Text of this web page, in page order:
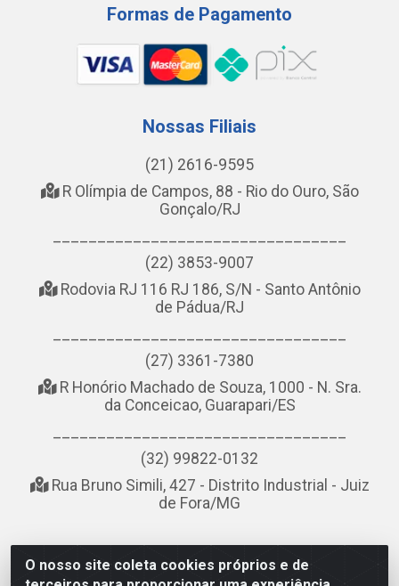
O nosso site coleta cookies próprios e de
Formas de Pagamento
Nossas Filiais
(21) 2616-9595
R Olímpia de Campos, 88 - Rio do Ouro, São
Gonçalo/RJ
(22) 3853-9007
Rodovia RJ 116 RJ 186, S/N - Santo Antônio
de Pádua/RJ
(27) 3361-7380
R Honório Machado de Souza, 1000 - N. Sra.
da Conceicao, Guarapari/ES
(32) 99822-0132
Rua Bruno Simili, 427 - Distrito Industrial - Juiz
de Fora/MG
NOBREDO COMÉRCIO E LOGÍSTICA LTDA - AV DA